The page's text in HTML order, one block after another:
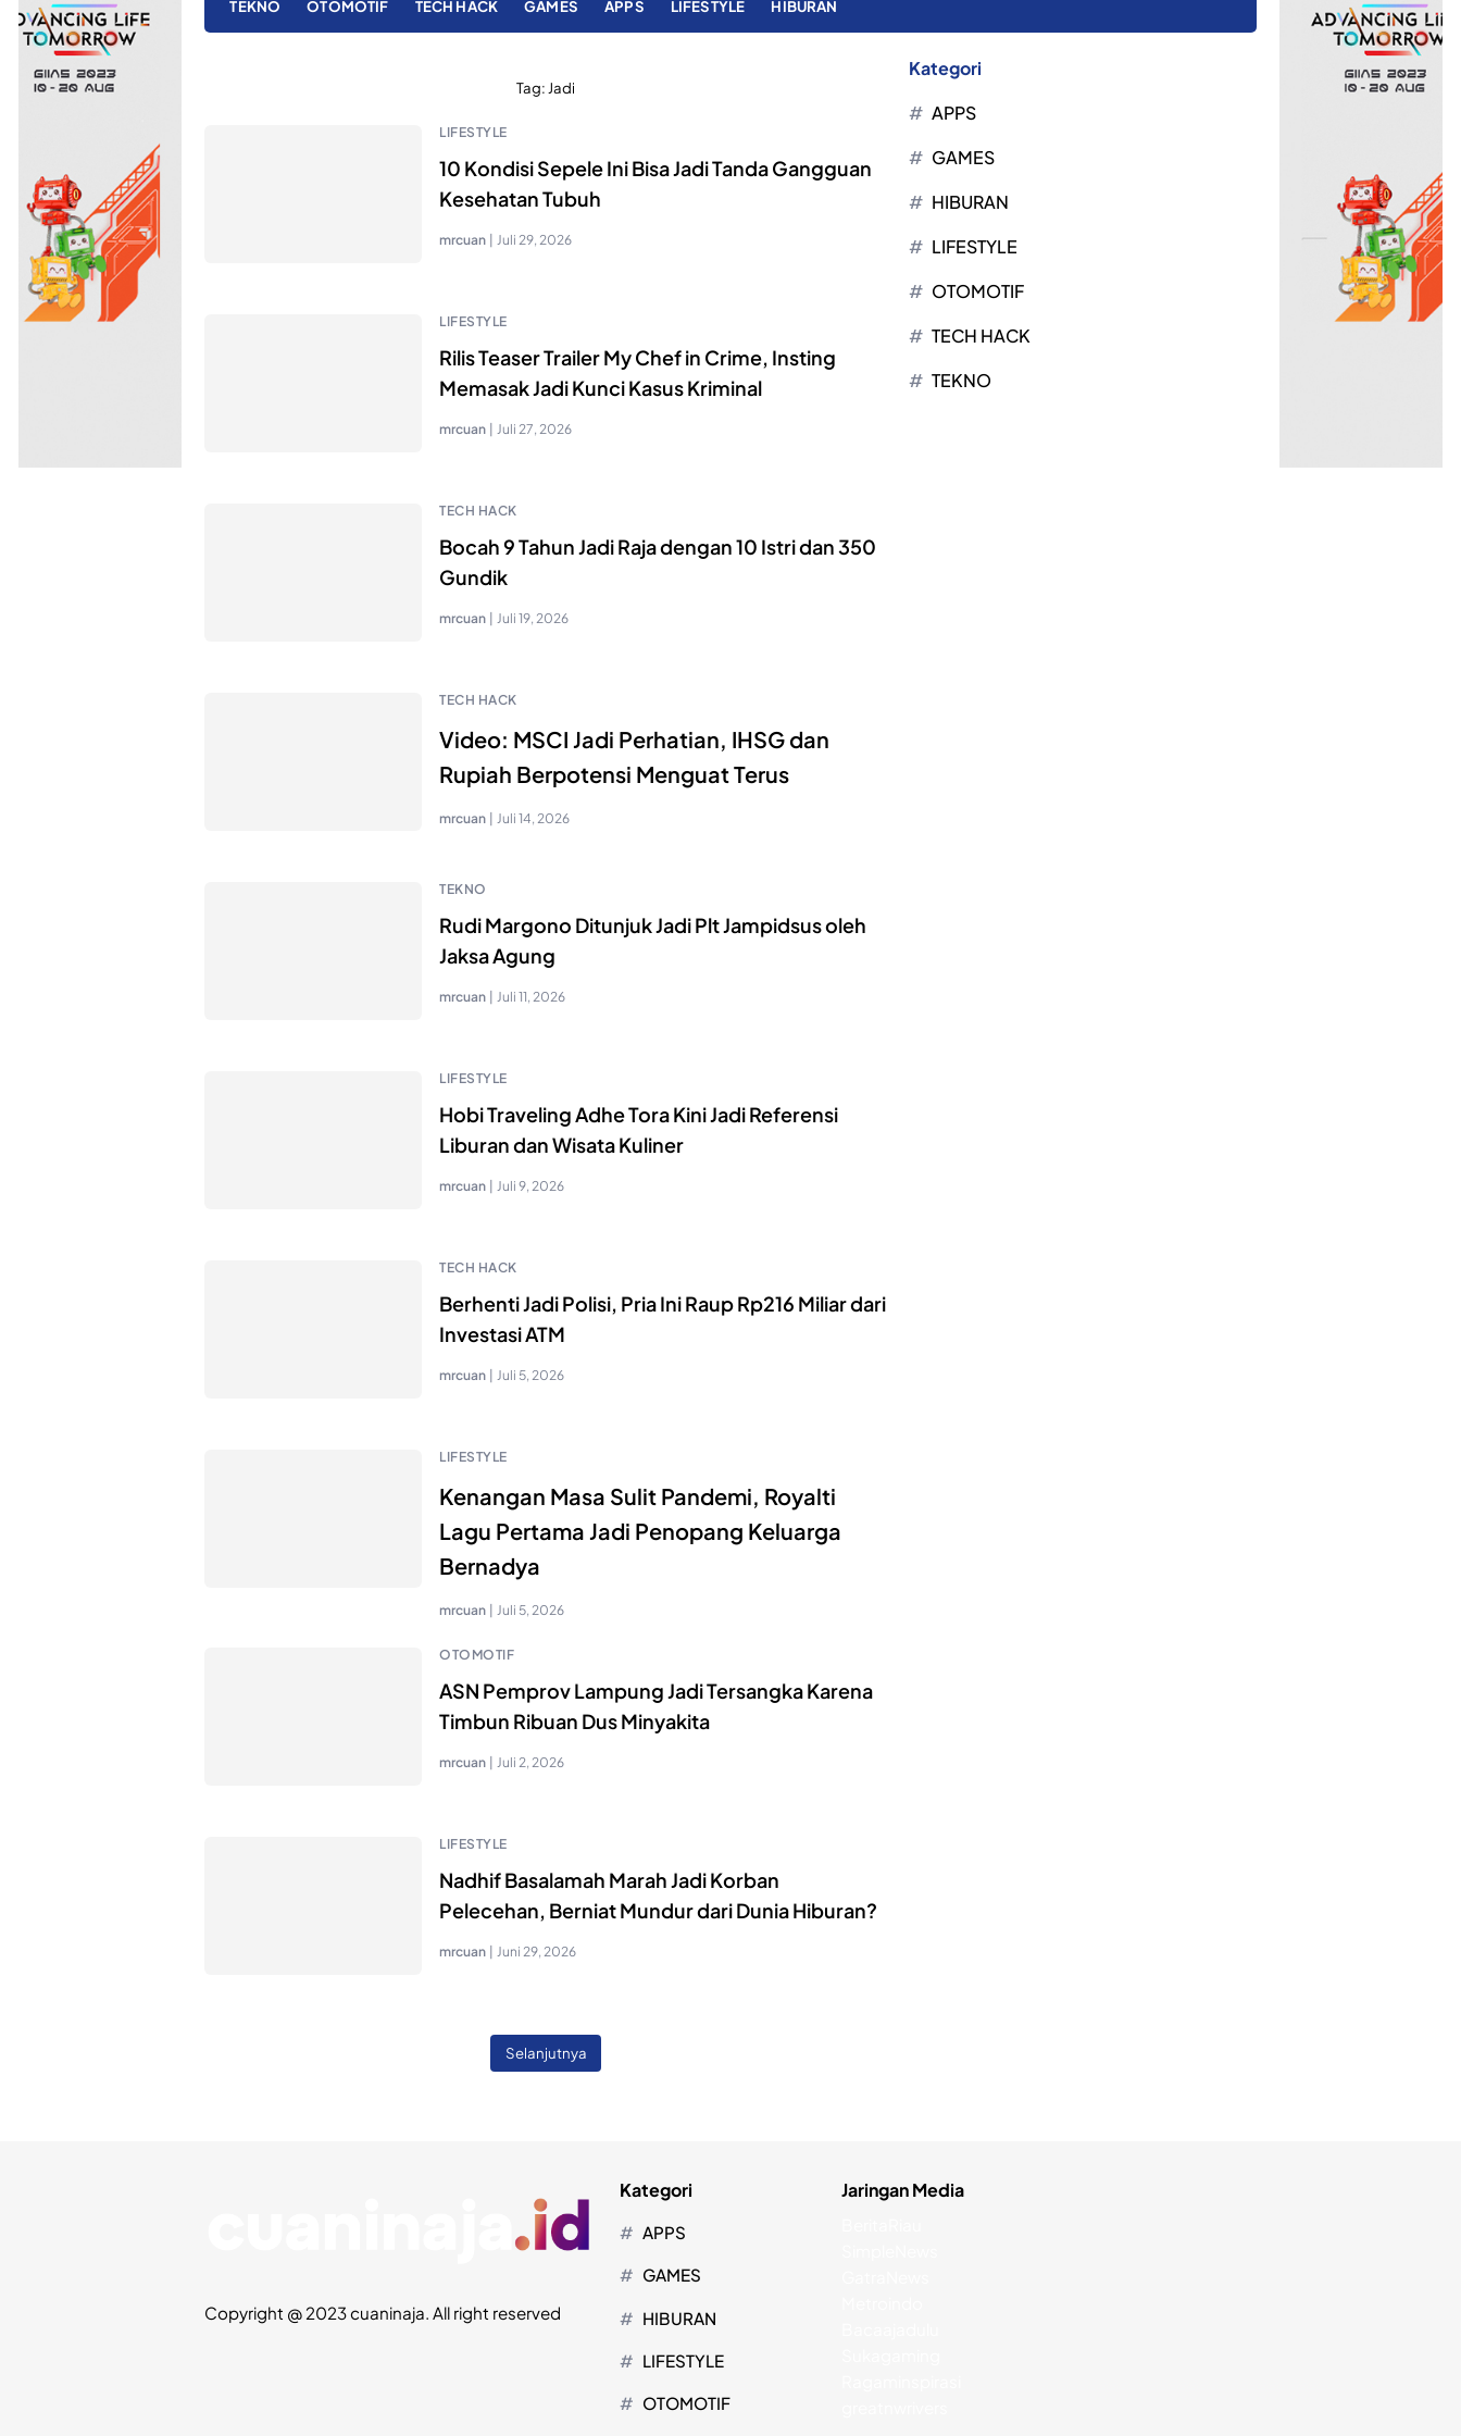
TEKNO OTOMOTIF TECH HACK GAMES APPS LIFESTYLE HIBURAN
Tag: Jadi
LIFESTYLE
10 Kondisi Sepele Ini Bisa Jadi Tanda Gangguan
Kesehatan Tubuh
mrcuan | Juli 29, 2026
LIFESTYLE
Rilis Teaser Trailer My Chef in Crime, Insting
Memasak Jadi Kunci Kasus Kriminal
mrcuan | Juli 27, 2026
TECH HACK
Bocah 9 Tahun Jadi Raja dengan 10 Istri dan 350
Gundik
mrcuan | Juli 19, 2026
TECH HACK
Video: MSCI Jadi Perhatian, IHSG dan
Rupiah Berpotensi Menguat Terus
mrcuan | Juli 14, 2026
TEKNO
Rudi Margono Ditunjuk Jadi Plt Jampidsus oleh
Jaksa Agung
mrcuan | Juli 11, 2026
LIFESTYLE
Hobi Traveling Adhe Tora Kini Jadi Referensi
Liburan dan Wisata Kuliner
mrcuan | Juli 9, 2026
TECH HACK
Berhenti Jadi Polisi, Pria Ini Raup Rp216 Miliar dari
Investasi ATM
mrcuan | Juli 5, 2026
LIFESTYLE
Kenangan Masa Sulit Pandemi, Royalti
Lagu Pertama Jadi Penopang Keluarga
Bernadya
mrcuan | Juli 5, 2026
OTOMOTIF
ASN Pemprov Lampung Jadi Tersangka Karena
Timbun Ribuan Dus Minyakita
mrcuan | Juli 2, 2026
LIFESTYLE
Nadhif Basalamah Marah Jadi Korban
Pelecehan, Berniat Mundur dari Dunia Hiburan?
mrcuan | Juni 29, 2026
Selanjutnya
Kategori
APPS
GAMES
HIBURAN
LIFESTYLE
OTOMOTIF
TECH HACK
TEKNO
Copyright @ 2023 cuaninaja. All right reserved
Kategori
APPS
GAMES
HIBURAN
LIFESTYLE
OTOMOTIF
Jaringan Media